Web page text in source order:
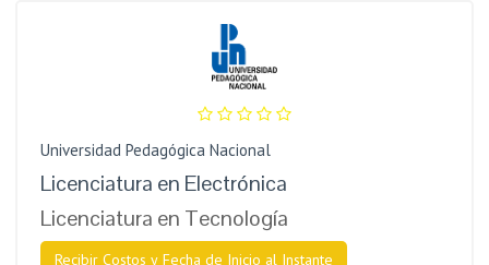
Universidad Pedagógica Nacional
Licenciatura en Electrónica
Licenciatura en Tecnología
Recibir Costos y Fecha de Inicio al Instante